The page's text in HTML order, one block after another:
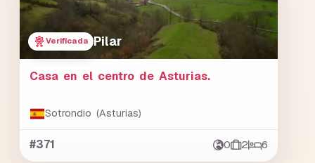
Verificada Pilar
Casa en el centro de Asturias.
Sotrondio (Asturias)
#371 0 2 6